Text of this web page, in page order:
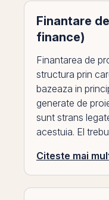
Finantare
finance)
Finantarea de
structura prin
bazeaza in
generate de
sunt strans
acestuia. El
Citeste mai